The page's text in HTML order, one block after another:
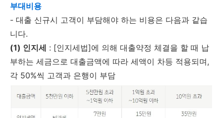
부대비용
- 대출 신규시 고객이 부담해야 하는 비용은 다음과 같습
니다.
(1) 인지세 : [인지세법]에 의해 대출약정 체결을 할 때 납
부하는 세금으로 대출금액에 따라 세액이 차등 적용되며,
각 50%씩 고객과 은행이 부담